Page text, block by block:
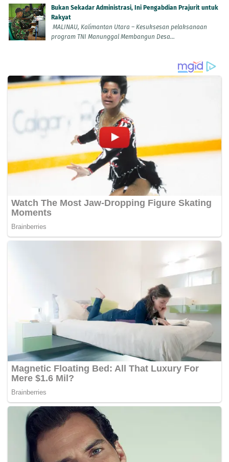
Bukan Sekadar Administrasi, Ini Pengabdian Prajurit untuk
Rakyat
MALINAU, Kalimantan Utara – Kesuksesan pelaksanaan
program TNI Manunggal Membangun Desa...